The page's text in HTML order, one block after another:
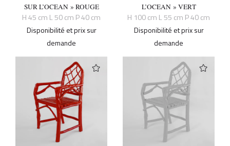
SUR L’OCEAN » ROUGE
H 45 cm L 50 cm P 40 cm
Disponibilité et prix sur
demande
L’OCEAN » VERT
H 100 cm L 55 cm P 40 cm
Disponibilité et prix sur
demande